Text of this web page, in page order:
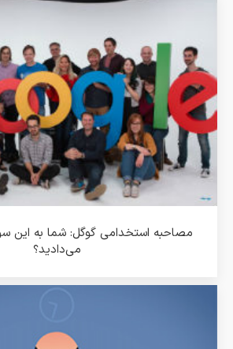
مصاحبه استخدامی گوگل: شما به این
می‌دادید؟